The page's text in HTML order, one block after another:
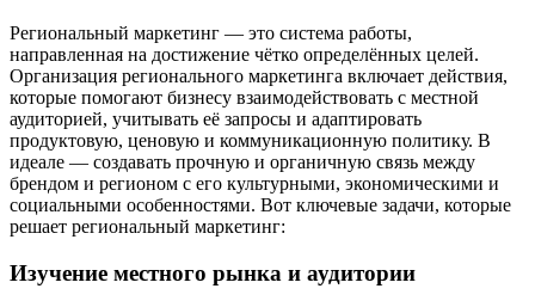
Региональный маркетинг — это система работы,
направленная на достижение чётко определённых целей.
Организация регионального маркетинга включает действия,
которые помогают бизнесу взаимодействовать с местной
аудиторией, учитывать её запросы и адаптировать
продуктовую, ценовую и коммуникационную политику. В
идеале — создавать прочную и органичную связь между
брендом и регионом с его культурными, экономическими и
социальными особенностями. Вот ключевые задачи, которые
решает региональный маркетинг:
Изучение местного рынка и аудитории